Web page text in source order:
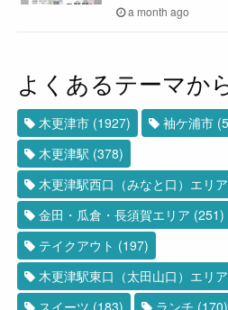
a month ago
よくあるテーマか
木更津市 (1927) 袖ケ浦市
木更津駅 (378)
木更津駅西口（みなと口）エリア
金田・瓜倉・長須賀エリア (251)
テイクアウト (197)
木更津駅東口（太田山口）エリア
スイーツ (183) ランチ (170)